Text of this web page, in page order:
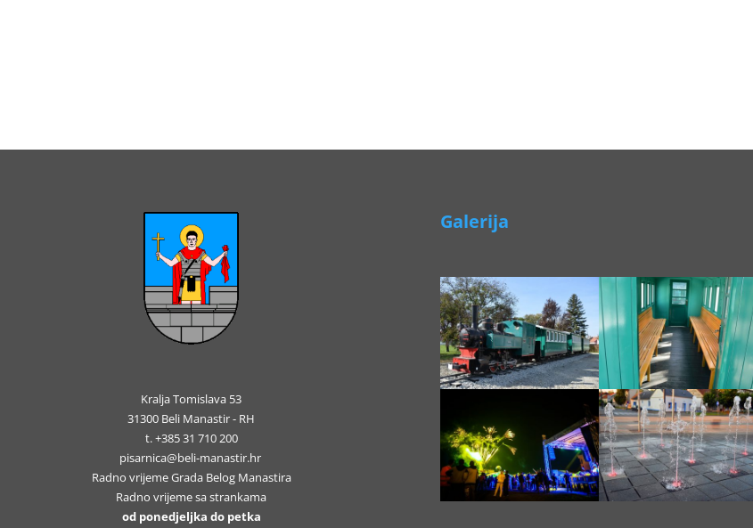
Kralja Tomislava 53
31300 Beli Manastir - RH
t. +385 31 710 200
pisarnica@beli-manastir.hr
Radno vrijeme Grada Belog Manastira
Radno vrijeme sa strankama
od ponedjeljka do petka
Galerija